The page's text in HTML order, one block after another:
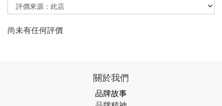
尚未有任何評價
關於我們
品牌故事